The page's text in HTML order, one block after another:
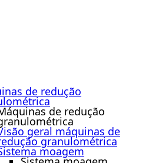
de redução
de redução
geral máquinas de
granulométrica
moagem